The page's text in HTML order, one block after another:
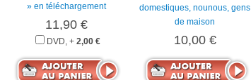
» en téléchargement
11,90 €
DVD, + 2,00 €
domestiques, nounous, gens
de maison
10,00 €